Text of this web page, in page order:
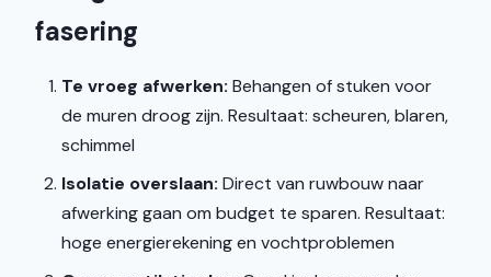
fasering
Te vroeg afwerken: Behangen of stuken voor
de muren droog zijn. Resultaat: scheuren, blaren,
schimmel
Isolatie overslaan: Direct van ruwbouw naar
afwerking gaan om budget te sparen. Resultaat:
hoge energierekening en vochtproblemen